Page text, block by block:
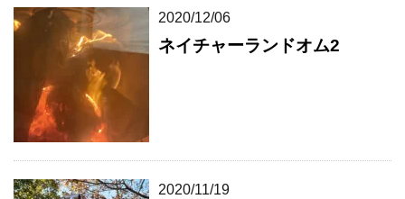
2020/12/06
ネイチャーランドオム2
2020/11/19